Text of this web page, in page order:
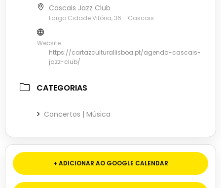
Cascais Jazz Club
Largo Cidade Vitória, 36 - Cascais
Website
https://cartazculturallisboa.pt/agenda-cascais-
jazz-club/
CATEGORIAS
Concertos | Música
+ ADICIONAR AO GOOGLE CALENDAR